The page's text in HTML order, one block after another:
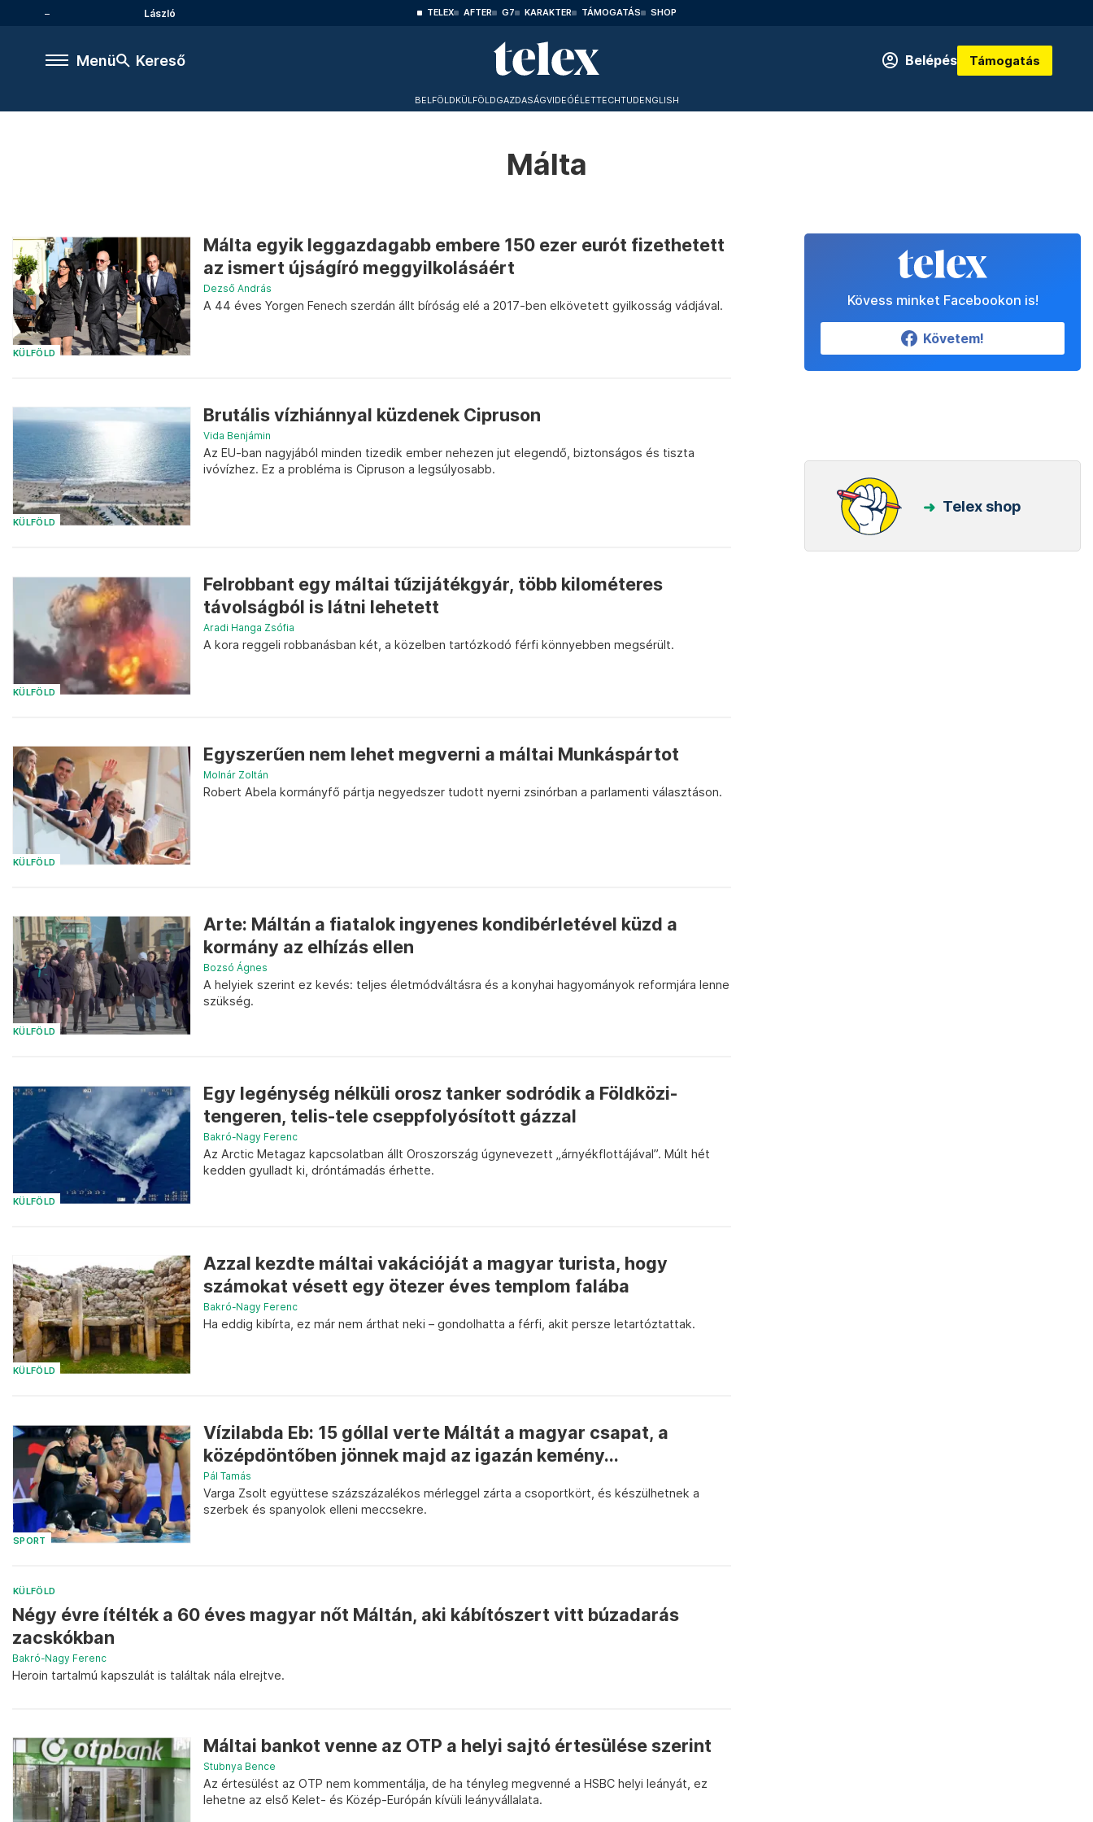
László TELEX AFTER G7 KARAKTER TÁMOGATÁS SHOP
Menü Kereső Belépés Támogatás
BELFÖLDKÜLFÖLDGAZDASÁGVIDEÓÉLETTECHTUDENGLISH
Málta
KÜLFÖLD
Málta egyik leggazdagabb embere 150 ezer eurót fizethetett
az ismert újságíró meggyilkolásáért
Dezső András
A 44 éves Yorgen Fenech szerdán állt bíróság elé a 2017-ben elkövetett gyilkosság vádjával.
KÜLFÖLD
Brutális vízhiánnyal küzdenek Cipruson
Vida Benjámin
Az EU-ban nagyjából minden tizedik ember nehezen jut elegendő, biztonságos és tiszta
ivóvízhez. Ez a probléma is Cipruson a legsúlyosabb.
KÜLFÖLD
Felrobbant egy máltai tűzijátékgyár, több kilométeres
távolságból is látni lehetett
Aradi Hanga Zsófia
A kora reggeli robbanásban két, a közelben tartózkodó férfi könnyebben megsérült.
KÜLFÖLD
Egyszerűen nem lehet megverni a máltai Munkáspártot
Molnár Zoltán
Robert Abela kormányfő pártja negyedszer tudott nyerni zsinórban a parlamenti választáson.
KÜLFÖLD
Arte: Máltán a fiatalok ingyenes kondibérletével küzd a
kormány az elhízás ellen
Bozsó Ágnes
A helyiek szerint ez kevés: teljes életmódváltásra és a konyhai hagyományok reformjára lenne
szükség.
KÜLFÖLD
Egy legénység nélküli orosz tanker sodródik a Földközi-
tengeren, telis-tele cseppfolyósított gázzal
Bakró-Nagy Ferenc
Az Arctic Metagaz kapcsolatban állt Oroszország úgynevezett „árnyékflottájával”. Múlt hét
kedden gyulladt ki, dróntámadás érhette.
KÜLFÖLD
Azzal kezdte máltai vakációját a magyar turista, hogy
számokat vésett egy ötezer éves templom falába
Bakró-Nagy Ferenc
Ha eddig kibírta, ez már nem árthat neki – gondolhatta a férfi, akit persze letartóztattak.
SPORT
Vízilabda Eb: 15 góllal verte Máltát a magyar csapat, a
középdöntőben jönnek majd az igazán kemény...
Pál Tamás
Varga Zsolt együttese százszázalékos mérleggel zárta a csoportkört, és készülhetnek a
szerbek és spanyolok elleni meccsekre.
KÜLFÖLD
Négy évre ítélték a 60 éves magyar nőt Máltán, aki kábítószert vitt búzadarás
zacskókban
Bakró-Nagy Ferenc
Heroin tartalmú kapszulát is találtak nála elrejtve.
Máltai bankot venne az OTP a helyi sajtó értesülése szerint
Stubnya Bence
Az értesülést az OTP nem kommentálja, de ha tényleg megvenné a HSBC helyi leányát, ez
lehetne az első Kelet- és Közép-Európán kívüli leányvállalata.
Kövess minket Facebookon is!
Követem!
Telex shop